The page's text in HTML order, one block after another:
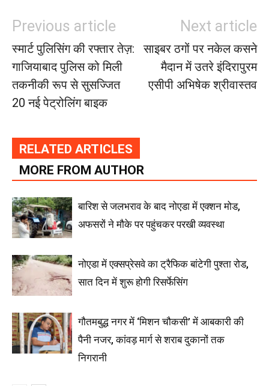
Previous article
स्मार्ट पुलिसिंग की रफ्तार तेज़:
गाजियाबाद पुलिस को मिली
तकनीकी रूप से सुसज्जित
20 नई पेट्रोलिंग बाइक
Next article
साइबर ठगों पर नकेल कसने
मैदान में उतरे इंदिरापुरम
एसीपी अभिषेक श्रीवास्तव
RELATED ARTICLES
MORE FROM AUTHOR
बारिश से जलभराव के बाद नोएडा में एक्शन मोड,
अफसरों ने मौके पर पहुंचकर परखी व्यवस्था
नोएडा में एक्सप्रेसवे का ट्रैफिक बांटेगी पुश्ता रोड,
सात दिन में शुरू होगी रिसर्फेसिंग
गौतमबुद्ध नगर में ‘मिशन चौकसी’ में आबकारी की
पैनी नजर, कांवड़ मार्ग से शराब दुकानों तक
निगरानी